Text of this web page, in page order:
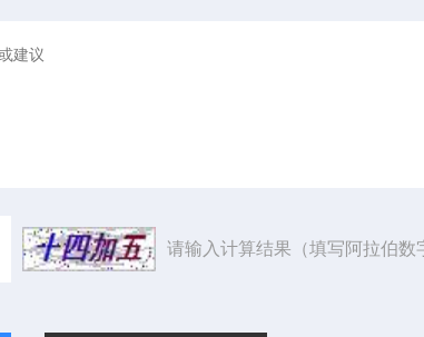
请输入计算结果（填写阿拉伯数